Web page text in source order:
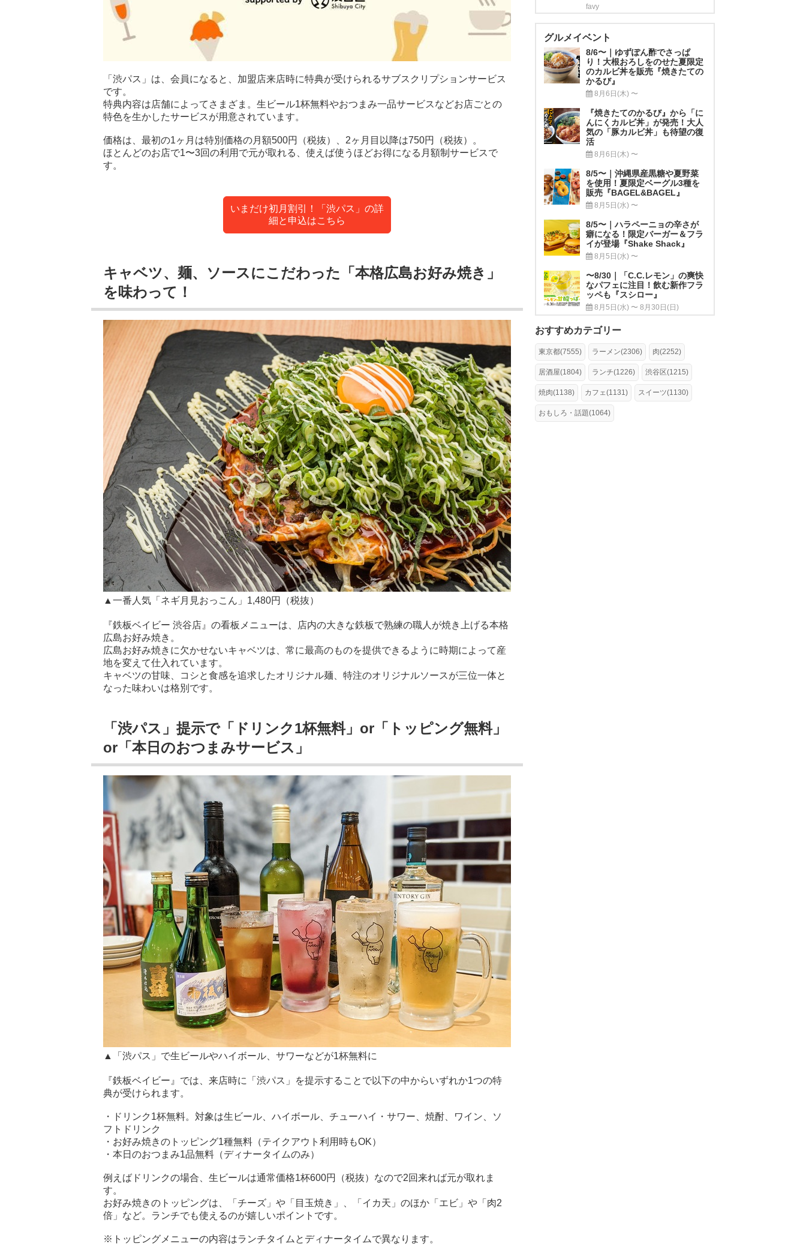
「渋パス」は、会員になると、加盟店来店時に特典が受けられるサブスクリプションサービス
です。
特典内容は店舗によってさまざま。生ビール1杯無料やおつまみ一品サービスなどお店ごとの
特色を生かしたサービスが用意されています。
価格は、最初の1ヶ月は特別価格の月額500円（税抜）、2ヶ月目以降は750円（税抜）。
ほとんどのお店で1〜3回の利用で元が取れる、使えば使うほどお得になる月額制サービスで
す。
いまだけ初月割引！「渋パス」の詳
細と申込はこちら
キャベツ、麺、ソースにこだわった「本格広島お好み焼き」
を味わって！
▲一番人気「ネギ月見おっこん」1,480円（税抜）
『鉄板ベイビー 渋谷店』の看板メニューは、店内の大きな鉄板で熟練の職人が焼き上げる本格
広島お好み焼き。
広島お好み焼きに欠かせないキャベツは、常に最高のものを提供できるように時期によって産
地を変えて仕入れています。
キャベツの甘味、コシと食感を追求したオリジナル麺、特注のオリジナルソースが三位一体と
なった味わいは格別です。
「渋パス」提示で「ドリンク1杯無料」or「トッピング無料」
or「本日のおつまみサービス」
▲「渋パス」で生ビールやハイボール、サワーなどが1杯無料に
『鉄板ベイビー』では、来店時に「渋パス」を提示することで以下の中からいずれか1つの特
典が受けられます。
・ドリンク1杯無料。対象は生ビール、ハイボール、チューハイ・サワー、焼酎、ワイン、ソ
フトドリンク
・お好み焼きのトッピング1種無料（テイクアウト利用時もOK）
・本日のおつまみ1品無料（ディナータイムのみ）
例えばドリンクの場合、生ビールは通常価格1杯600円（税抜）なので2回来れば元が取れま
す。
お好み焼きのトッピングは、「チーズ」や「目玉焼き」、「イカ天」のほか「エビ」や「肉2
倍」など。ランチでも使えるのが嬉しいポイントです。
※トッピングメニューの内容はランチタイムとディナータイムで異なります。
favy
グルメイベント
8/6〜｜ゆずぽん酢でさっぱ
り！大根おろしをのせた夏限定
のカルビ丼を販売『焼きたての
かるび』
8月6日(木) 〜
『焼きたてのかるび』から「に
んにくカルビ丼」が発売！大人
気の「豚カルビ丼」も待望の復
活
8月6日(木) 〜
8/5〜｜沖縄県産黒糖や夏野菜
を使用！夏限定ベーグル3種を
販売『BAGEL&BAGEL』
8月5日(水) 〜
8/5〜｜ハラペーニョの辛さが
癖になる！限定バーガー＆フラ
イが登場『Shake Shack』
8月5日(水) 〜
〜8/30｜「C.C.レモン」の爽快
なパフェに注目！飲む新作フラ
ッペも『スシロー』
8月5日(水) 〜 8月30日(日)
おすすめカテゴリー
東京都(7555) ラーメン(2306) 肉(2252)
居酒屋(1804) ランチ(1226) 渋谷区(1215)
焼肉(1138) カフェ(1131) スイーツ(1130)
おもしろ・話題(1064)